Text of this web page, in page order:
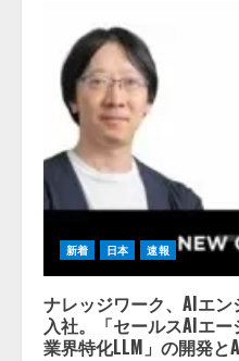
新着 日本 速報
ナレッジワーク、AIエ
入社。「セールスAIエ
業界特化LLM」の開発と